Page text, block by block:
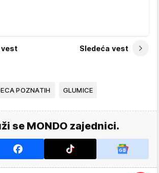
vest Sledeća vest
POZNATIH GLUMICE
se MONDO zajednici.